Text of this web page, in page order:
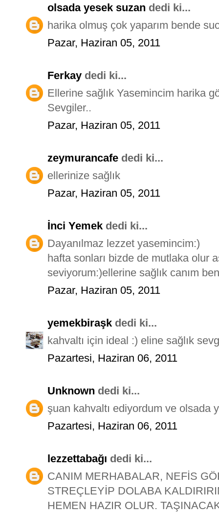
olsada yesek suzan dedi ki...
harika olmuş çok yaparım bende
Pazar, Haziran 05, 2011
Ferkay dedi ki...
Ellerine sağlık Yasemincim harika
Sevgiler..
Pazar, Haziran 05, 2011
zeymurancafe dedi ki...
ellerinize sağlık
Pazar, Haziran 05, 2011
İnci Yemek dedi ki...
Dayanılmaz lezzet yasemincim:)
hafta sonları bizde de mutlaka olur
seviyorum:)ellerine sağlık canım
Pazar, Haziran 05, 2011
yemekbiraşk dedi ki...
kahvaltı için ideal :) eline sağlık
Pazartesi, Haziran 06, 2011
Unknown dedi ki...
şuan kahvaltı ediyordum ve olsada
Pazartesi, Haziran 06, 2011
lezzettabağı dedi ki...
CANIM MERHABALAR, NEFİS
STREÇLEYİP DOLABA
HEMEN HAZIR OLUR.